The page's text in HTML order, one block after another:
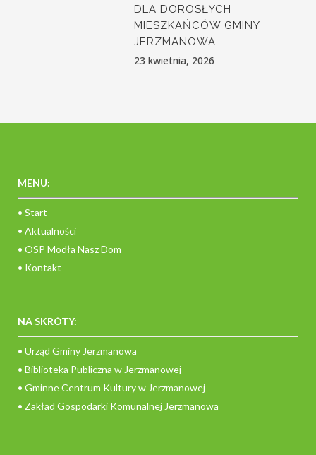
DLA DOROSŁYCH
MIESZKAŃCÓW GMINY
JERZMANOWA
23 kwietnia, 2026
MENU:
• Start
• Aktualności
• OSP Modła Nasz Dom
• Kontakt
NA SKRÓTY:
• Urząd Gminy Jerzmanowa
• Biblioteka Publiczna w Jerzmanowej
• Gminne Centrum Kultury w Jerzmanowej
• Zakład Gospodarki Komunalnej Jerzmanowa